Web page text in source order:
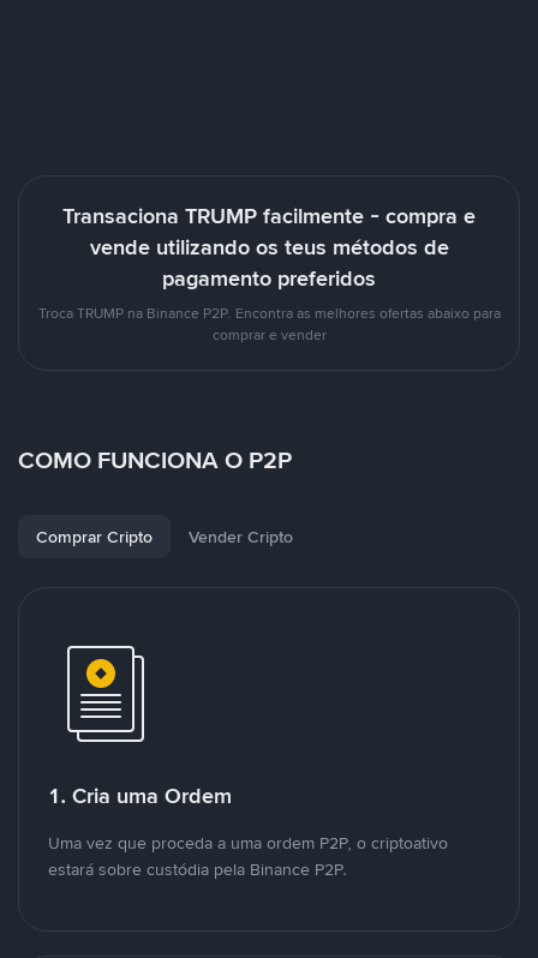
Transaciona TRUMP facilmente - compra e
vende utilizando os teus métodos de
pagamento preferidos
Troca TRUMP na Binance P2P. Encontra as melhores ofertas abaixo para
comprar e vender
COMO FUNCIONA O P2P
Comprar Cripto Vender Cripto
1. Cria uma Ordem
Uma vez que proceda a uma ordem P2P, o criptoativo
estará sobre custódia pela Binance P2P.